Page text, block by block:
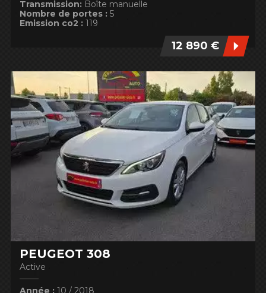
Transmission:Boîte manuelle
Nombre de portes :5
Emission co2 :119
12 890 €
PEUGEOT 308
Active